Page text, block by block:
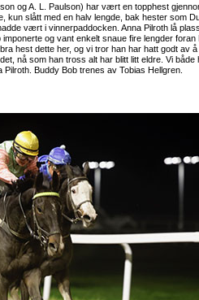
og A. L. Paulson) har vært en topphest
kun slått med en halv lengde, bak hester som
vært i vinnerpaddocken. Anna Pilroth lå
og vant enkelt snaue fire lengder foran
hest dette her, og vi tror han har hatt godt av
nå som han tross alt har blitt litt eldre. Vi både
Buddy Bob trenes av Tobias Hellgren.